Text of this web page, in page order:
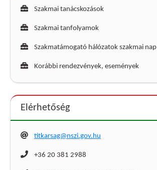
Szakmai tanácskozások
Szakmai tanfolyamok
Szakmatámogató hálózatok szakmai nap
Korábbi rendezvények, események
Elérhetőség
titkarsag@nszi.gov.hu
+36 20 381 2988